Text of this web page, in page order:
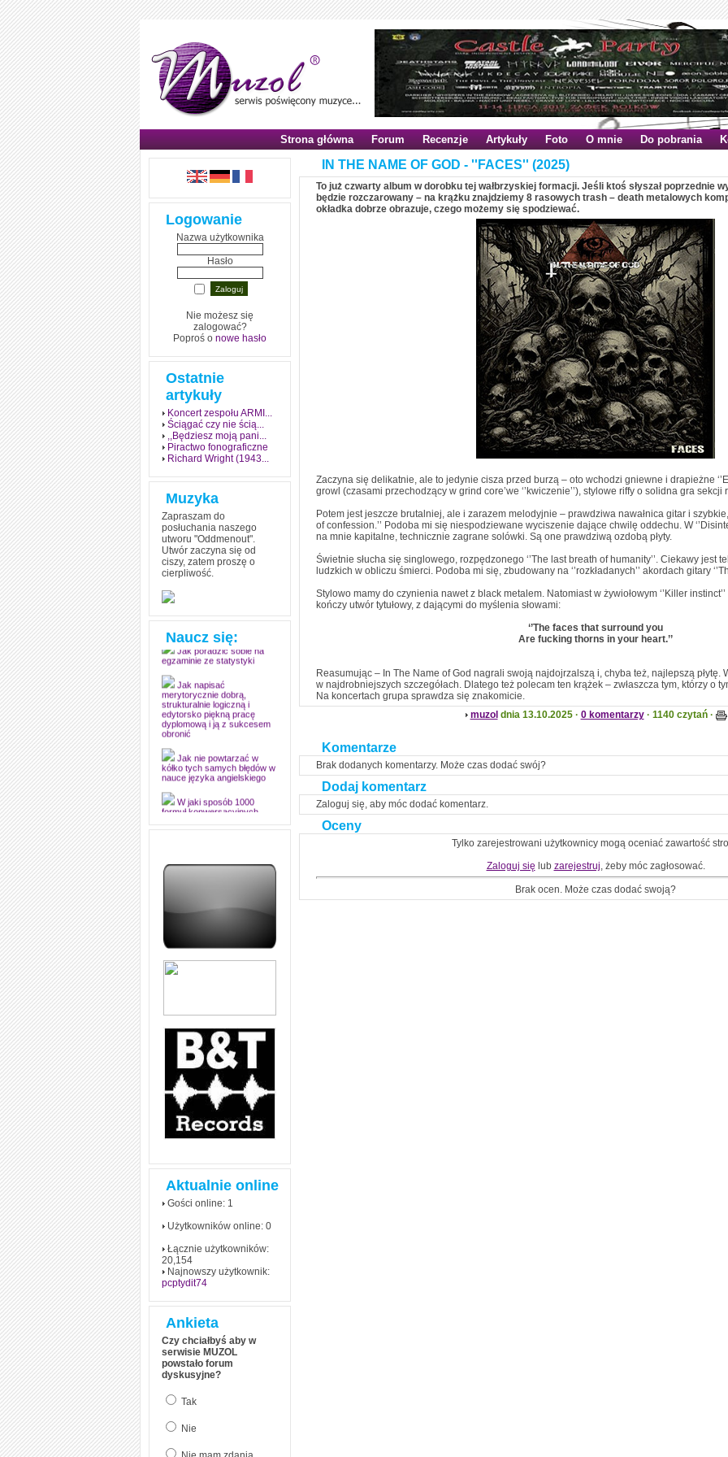
Strona główna Forum Recenzje Artykuły Foto O mnie Do pobrania
Logowanie
Nazwa użytkownika
Hasło
Nie możesz się
zalogować?
Poproś o nowe hasło
Ostatnie
artykuły
Koncert zespołu ARMI...
Ściągać czy nie ścią...
,,Będziesz moją pani...
Piractwo fonograficzne
Richard Wright (1943...
Muzyka
Zapraszam do
posłuchania naszego
utworu "Oddmenout".
Utwór zaczyna się od
ciszy, zatem proszę o
cierpliwość.
Naucz się:
Jak stworzyć fenomen
egzamin? Poznaj metody
mistrzów
Jak poradzić sobie na
egzaminie ze statystyki
Jak napisać
merytorycznie dobrą,
strukturalnie logiczną i
edytorsko piękną pracę
dyplomową i ją z sukcesem
obronić
Jak nie powtarzać w
kółko tych samych błędów w
nauce języka angielskiego
W jaki sposób 1000
pozwoli Ci opanować język
zapamiętasz
zrozumiale wytłumaczył, na
(reported speech) w języku
angielskim
dłużej!
Aktualnie online
Gości online: 1
Użytkowników online: 0
Łącznie użytkowników:
20,154
Najnowszy użytkownik:
pcptydit74
Ankieta
Czy chciałbyś aby w
serwisie MUZOL
powstało forum
dyskusyjne?
Tak
Nie
IN THE NAME OF GOD - ''FACES'' (2025)
To już czwarty album w dorobku tej wałbrzyskiej formacji. Jeśli ktoś słyszał poprzednie
będzie rozczarowany – na krążku znajdziemy 8 rasowych trash – death metalowych
okładka dobrze obrazuje, czego możemy się spodziewać.
Zaczyna się delikatnie, ale to jedynie cisza przed burzą – oto wchodzi gniewne i drapieżne
growl (czasami przechodzący w grind core’we ‘’kwiczenie’’), stylowe riffy o solidna gra
Potem jest jeszcze brutalniej, ale i zarazem melodyjnie – prawdziwa nawałnica gitar i
of confession.’’ Podoba mi się niespodziewane wyciszenie dające chwilę oddechu. W
na mnie kapitalne, technicznie zagrane solówki. Są one prawdziwą ozdobą płyty.
Świetnie słucha się singlowego, rozpędzonego ‘’The last breath of humanity’’. Ciekawy jest
ludzkich w obliczu śmierci. Podoba mi się, zbudowany na ‘’rozkładanych’’ akordach gitary
Stylowo mamy do czynienia nawet z black metalem. Natomiast w żywiołowym ‘’Killer
kończy utwór tytułowy, z dającymi do myślenia słowami:
‘’The faces that surround you
Are fucking thorns in your heart.’’
Reasumując – In The Name of God nagrali swoją najdojrzalszą i, chyba też, najlepszą płytę.
w najdrobniejszych szczegółach. Dlatego też polecam ten krążek – zwłaszcza tym, którzy o
Na koncertach grupa sprawdza się znakomicie.
muzol dnia 13.10.2025 · 0 komentarzy· 1140 czytań ·
Komentarze
Brak dodanych komentarzy. Może czas dodać swój?
Dodaj komentarz
Zaloguj się, aby móc dodać komentarz.
Oceny
Tylko zarejestrowani użytkownicy mogą oceniać zawartość
Zaloguj się lub zarejestruj, żeby móc zagłosować.
Brak ocen. Może czas dodać swoją?